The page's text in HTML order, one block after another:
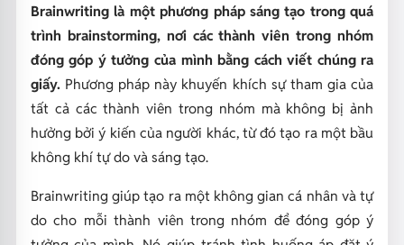
Brainwriting là một phương pháp sáng tạo trong quá
trình brainstorming, nơi các thành viên trong nhóm
đóng góp ý tưởng của mình bằng cách viết chúng ra
giấy.Phương pháp này khuyến khích sự tham gia của
tất cả các thành viên trong nhóm mà không bị ảnh
hưởng bởi ý kiến của người khác, từ đó tạo ra một bầu
không khí tự do và sáng tạo.
Brainwriting giúp tạo ra một không gian cá nhân và tự
do cho mỗi thành viên trong nhóm để đóng góp ý